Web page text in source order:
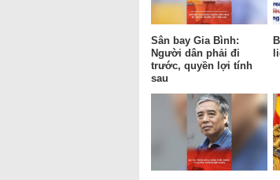
Sân bay Gia Bình:
Người dân phải đi
trước, quyền lợi tính
sau